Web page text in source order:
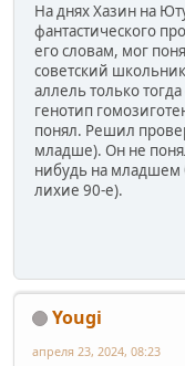
На днях Хазин на
фантастического
его словам, мог
советский
аллель только
генотип
понял. Решил
младше). Он не
нибудь на младшем
лихие 90-е).
Yougi
апреля 23, 2024, 08:23